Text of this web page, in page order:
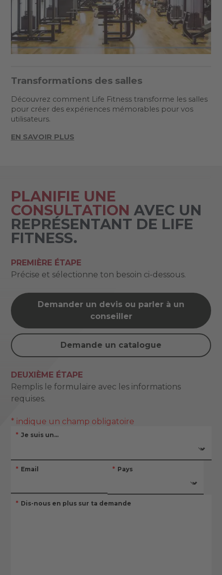
Transformations des salles
Découvrez comment Life Fitness transforme les salles
pour créer des expériences mémorables pour vos
utilisateurs.
EN SAVOIR PLUS
PLANIFIE UNE
CONSULTATION AVEC UN
REPRÉSENTANT DE LIFE
FITNESS.
PREMIÈRE ÉTAPE
Précise et sélectionne ton besoin ci-dessous.
Demander un devis ou parler à un
conseiller
Demande un catalogue
DEUXIÈME ÉTAPE
Remplis le formulaire avec les informations
requises.